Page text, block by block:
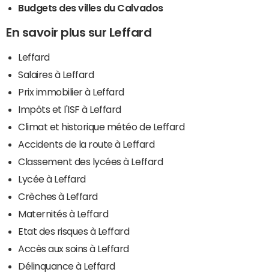
Budgets des villes du Calvados
En savoir plus sur Leffard
Leffard
Salaires à Leffard
Prix immobilier à Leffard
Impôts et l'ISF à Leffard
Climat et historique météo de Leffard
Accidents de la route à Leffard
Classement des lycées à Leffard
Lycée à Leffard
Crèches à Leffard
Maternités à Leffard
Etat des risques à Leffard
Accès aux soins à Leffard
Délinquance à Leffard